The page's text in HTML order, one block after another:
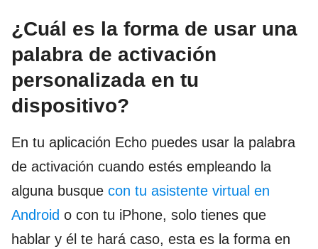
¿Cuál es la forma de usar una
palabra de activación
personalizada en tu
dispositivo?
En tu aplicación Echo puedes usar la palabra
de activación cuando estés empleando la
alguna busque con tu asistente virtual en
Android o con tu iPhone, solo tienes que
hablar y él te hará caso, esta es la forma en